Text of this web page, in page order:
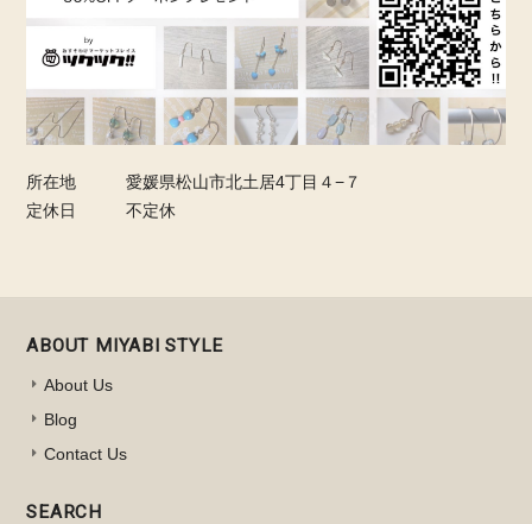
所在地
愛媛県松山市北土居4丁目４−７
定休日
不定休
ABOUT MIYABI STYLE
About Us
Blog
Contact Us
SEARCH